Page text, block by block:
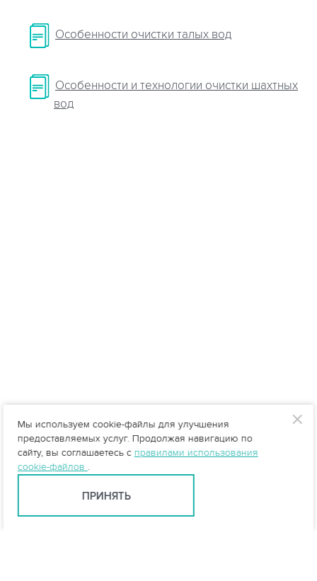
Особенности очистки талых вод
Особенности и технологии очистки шахтных
вод
Мы используем cookie-файлы для улучшения
предоставляемых услуг. Продолжая навигацию по
сайту, вы соглашаетесь с правилами использования
cookie-файлов .
ПРИНЯТЬ